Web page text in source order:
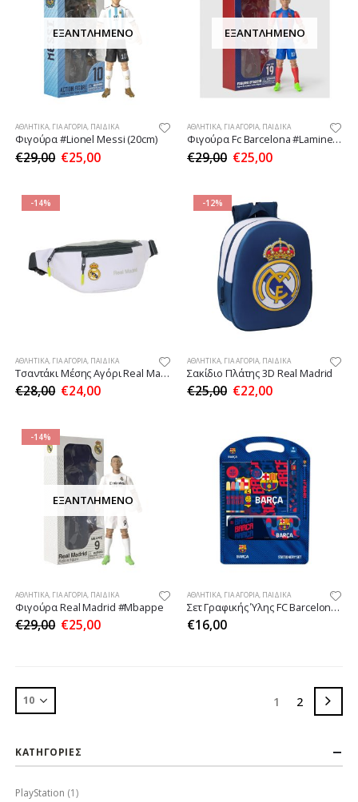
ΕΞΑΝΤΛΗΜΈΝΟ
ΑΘΛΗΤΙΚΆ, ΓΙΑ ΑΓΌΡΙΑ, ΠΑΙΔΙΚΆ
Φιγούρα #Lionel Messi (20cm)
€29,00 €25,00
ΕΞΑΝΤΛΗΜΈΝΟ
ΑΘΛΗΤΙΚΆ, ΓΙΑ ΑΓΌΡΙΑ, ΠΑΙΔΙΚΆ
Φιγούρα Fc Barcelona #Lamine Yamal (20cm)
€29,00 €25,00
-14%
ΑΘΛΗΤΙΚΆ, ΓΙΑ ΑΓΌΡΙΑ, ΠΑΙΔΙΚΆ
Τσαντάκι Μέσης Αγόρι Real Madrid 25/26
€28,00 €24,00
-12%
ΑΘΛΗΤΙΚΆ, ΓΙΑ ΑΓΌΡΙΑ, ΠΑΙΔΙΚΆ
Σακίδιο Πλάτης 3D Real Madrid
€25,00 €22,00
-14%
ΕΞΑΝΤΛΗΜΈΝΟ
ΑΘΛΗΤΙΚΆ, ΓΙΑ ΑΓΌΡΙΑ, ΠΑΙΔΙΚΆ
Φιγούρα Real Madrid #Mbappe
€29,00 €25,00
ΑΘΛΗΤΙΚΆ, ΓΙΑ ΑΓΌΡΙΑ, ΠΑΙΔΙΚΆ
Σετ Γραφικής Ύλης FC Barcelona 25/26
€16,00
1 2
ΚΑΤΗΓΟΡΙΕΣ
PlayStation (1)